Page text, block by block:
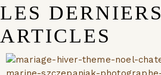
LES DERNIERS
ARTICLES